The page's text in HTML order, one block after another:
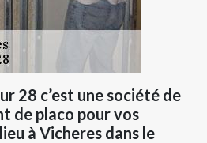
28 c’est une société de
de placo pour vos
à Vicheres dans le